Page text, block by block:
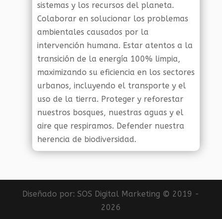
sistemas y los recursos del planeta.
Colaborar en solucionar los problemas
ambientales causados por la
intervención humana. Estar atentos a la
transición de la energía 100% limpia,
maximizando su eficiencia en los sectores
urbanos, incluyendo el transporte y el
uso de la tierra. Proteger y reforestar
nuestros bosques, nuestras aguas y el
aire que respiramos. Defender nuestra
herencia de biodiversidad.
Diseñado por:SOS Digital Marketing © 2019 -
2026